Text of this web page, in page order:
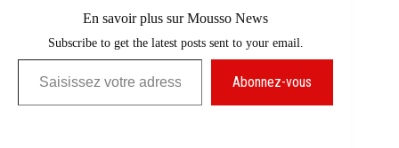
En savoir plus sur Mousso News
Subscribe to get the latest posts sent to your email.
Saisissez votre adresse e-mail…
Abonnez-vous